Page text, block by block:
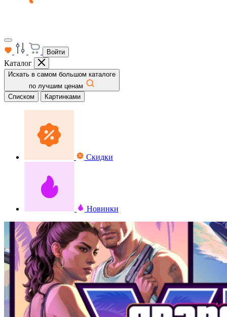
Войти
Каталог
Искать в самом большом каталоге
по лучшим ценам
Списком
Картинками
Скидки
Новинки